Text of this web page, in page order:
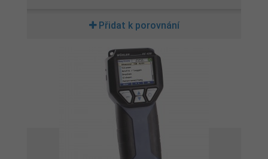
Přidat k porovnání